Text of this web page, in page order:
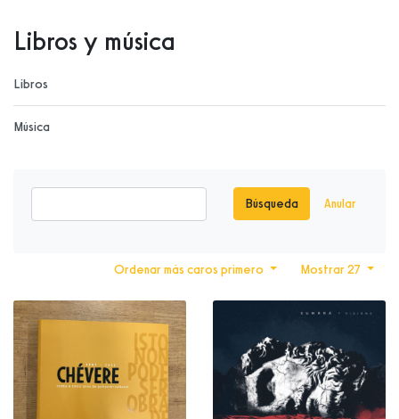
Libros y música
Libros
Música
Búsqueda Anular
Mostrar 27
Ordenar más caros primero